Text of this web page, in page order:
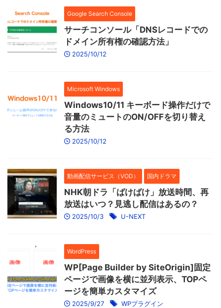
Google Search Console
サーチコンソール「DNSレコードでの
ドメイン所有権の確認方法」
2025/10/12
Microsoft Windows
Windows10/11 キーボード操作だけで
音量のミュートのON/OFFを切り替え
る方法
2025/10/12
動画配信サービス（VOD） 国内ドラマ
NHK朝ドラ「ばけばけ」放送時間、再
放送はいつ？見逃し配信はあるの？
2025/10/3 U-NEXT
WordPress
WP[Page Builder by SiteOrigin]固定
ページで画像を横に並列表示、TOPペ
ージを簡単カスタマイズ
2025/9/27 WPプラグイン